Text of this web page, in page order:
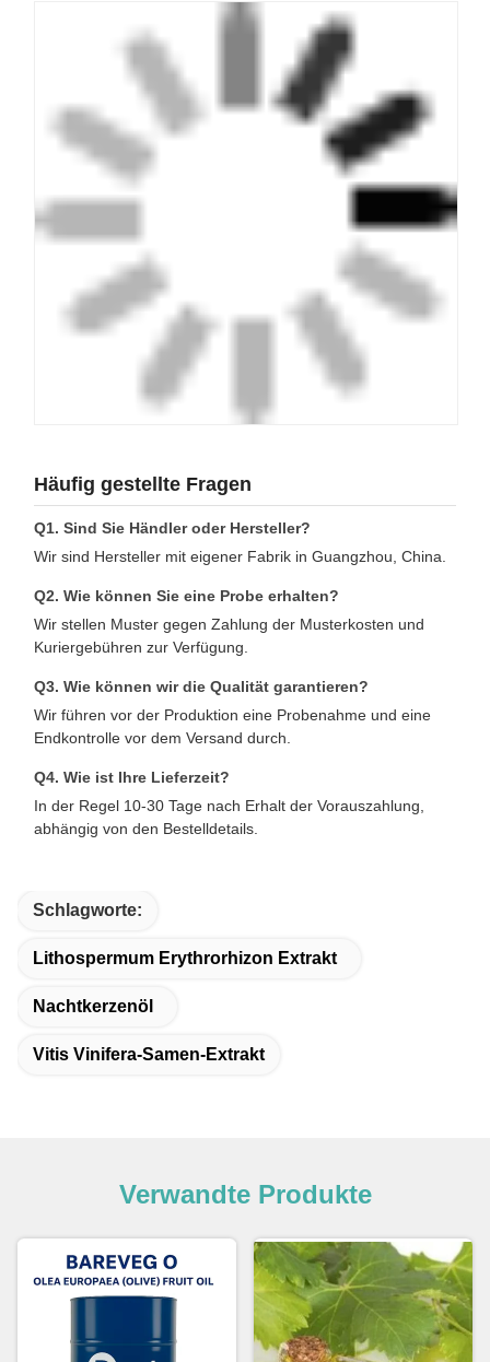
Häufig gestellte Fragen
Q1. Sind Sie Händler oder Hersteller?
Wir sind Hersteller mit eigener Fabrik in Guangzhou, China.
Q2. Wie können Sie eine Probe erhalten?
Wir stellen Muster gegen Zahlung der Musterkosten und
Kuriergebühren zur Verfügung.
Q3. Wie können wir die Qualität garantieren?
Wir führen vor der Produktion eine Probenahme und eine
Endkontrolle vor dem Versand durch.
Q4. Wie ist Ihre Lieferzeit?
In der Regel 10-30 Tage nach Erhalt der Vorauszahlung,
abhängig von den Bestelldetails.
Schlagworte:
Lithospermum Erythrorhizon Extrakt
Nachtkerzenöl
Vitis Vinifera-Samen-Extrakt
Verwandte Produkte